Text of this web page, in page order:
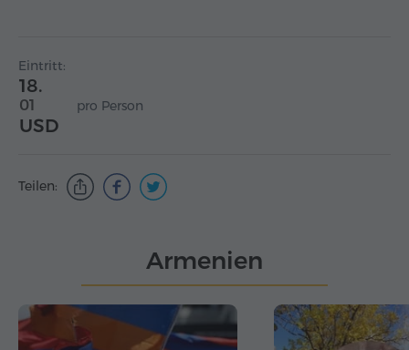
Eintritt:
18.
01
USD
pro Person
Teilen:
Armenien